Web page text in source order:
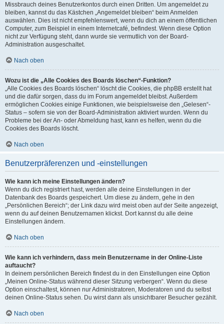
Missbrauch deines Benutzerkontos durch einen Dritten. Um angemeldet zu
bleiben, kannst du das Kästchen „Angemeldet bleiben“ beim Anmelden
auswählen. Dies ist nicht empfehlenswert, wenn du dich an einem öffentlichen
Computer, zum Beispiel in einem Internetcafé, befindest. Wenn diese Option
nicht zur Verfügung steht, dann wurde sie vermutlich von der Board-
Administration ausgeschaltet.
Nach oben
Wozu ist die „Alle Cookies des Boards löschen“-Funktion?
„Alle Cookies des Boards löschen“ löscht die Cookies, die phpBB erstellt hat
und die dafür sorgen, dass du im Forum angemeldet bleibst. Außerdem
ermöglichen Cookies einige Funktionen, wie beispielsweise den „Gelesen“-
Status – sofern sie von der Board-Administration aktiviert wurden. Wenn du
Probleme bei der An- oder Abmeldung hast, kann es helfen, wenn du die
Cookies des Boards löscht.
Nach oben
Benutzerpräferenzen und -einstellungen
Wie kann ich meine Einstellungen ändern?
Wenn du dich registriert hast, werden alle deine Einstellungen in der
Datenbank des Boards gespeichert. Um diese zu ändern, gehe in den
„Persönlichen Bereich“; der Link dazu wird meist oben auf der Seite angezeigt,
wenn du auf deinen Benutzernamen klickst. Dort kannst du alle deine
Einstellungen ändern.
Nach oben
Wie kann ich verhindern, dass mein Benutzername in der Online-Liste
auftaucht?
In deinem persönlichen Bereich findest du in den Einstellungen eine Option
„Meinen Online-Status während dieser Sitzung verbergen“. Wenn du diese
Option einschaltest, können nur Administratoren, Moderatoren und du selbst
deinen Online-Status sehen. Du wirst dann als unsichtbarer Besucher gezählt.
Nach oben